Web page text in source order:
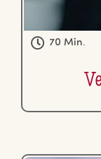
70 Min.